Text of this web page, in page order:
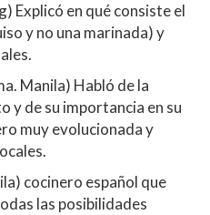
Explicó en qué consiste el
y no una marinada) y
Manila) Habló de la
y de su importancia en su
muy evolucionada y
cocinero español que
las posibilidades